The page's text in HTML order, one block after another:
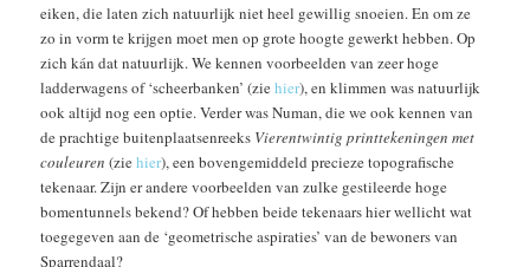
eiken, die laten zich natuurlijk niet heel gewillig snoeien. En om ze
zo in vorm te krijgen moet men op grote hoogte gewerkt hebben. Op
zich kán dat natuurlijk. We kennen voorbeelden van zeer hoge
ladderwagens of ‘scheerbanken’ (ziehier), en klimmen was natuurlijk
ook altijd nog een optie. Verder was Numan, die we ook kennen van
de prachtige buitenplaatsenreeks Vierentwintig printtekeningen met
couleuren (ziehier), een bovengemiddeld precieze topografische
tekenaar. Zijn er andere voorbeelden van zulke gestileerde hoge
bomentunnels bekend? Of hebben beide tekenaars hier wellicht wat
toegegeven aan de ‘geometrische aspiraties’ van de bewoners van
Sparrendaal?